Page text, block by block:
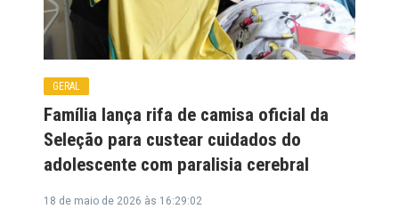
GERAL
Família lança rifa de camisa oficial da
Seleção para custear cuidados do
adolescente com paralisia cerebral
18 de maio de 2026 às 16:29:02